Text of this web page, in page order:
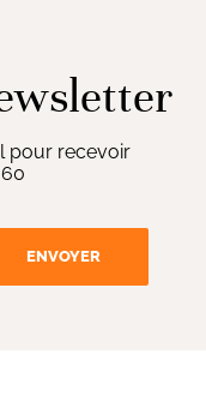
pour recevoir
ENVOYER